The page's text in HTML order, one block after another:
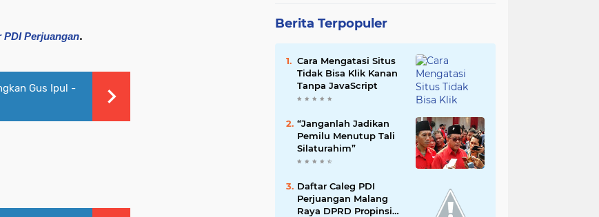
Perjuangan.
Gus Ipul -
Berita Terpopuler
Cara Mengatasi Situs
Tidak Bisa Klik Kanan
Tanpa JavaScript
“Janganlah Jadikan
Pemilu Menutup Tali
Silaturahim”
Daftar Caleg PDI
Perjuangan Malang
Raya DPRD Propinsi